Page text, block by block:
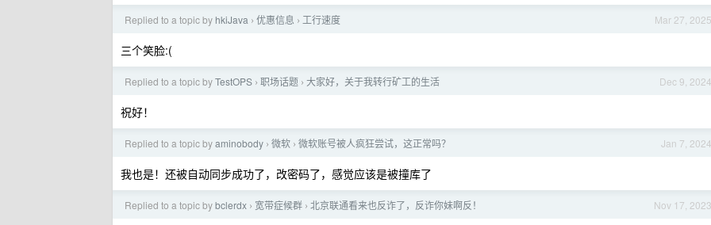
Mar 27, 2025
Replied to a topic by hkiJava › 优惠信息 › 工行速度
三个笑脸:(
Dec 9, 2024
Replied to a topic byTestOPS › 职场话题 › 大家好，关于我转行矿工的生活
祝好！
Jan 7, 2024
Replied to a topic byaminobody › 微软 › 微软账号被人疯狂尝试，这正常吗？
我也是！还被自动同步成功了，改密码了，感觉应该是被撞库了
Nov 17, 2023
Replied to a topic bybclerdx › 宽带症候群 › 北京联通看来也反诈了，反诈你妹啊反！